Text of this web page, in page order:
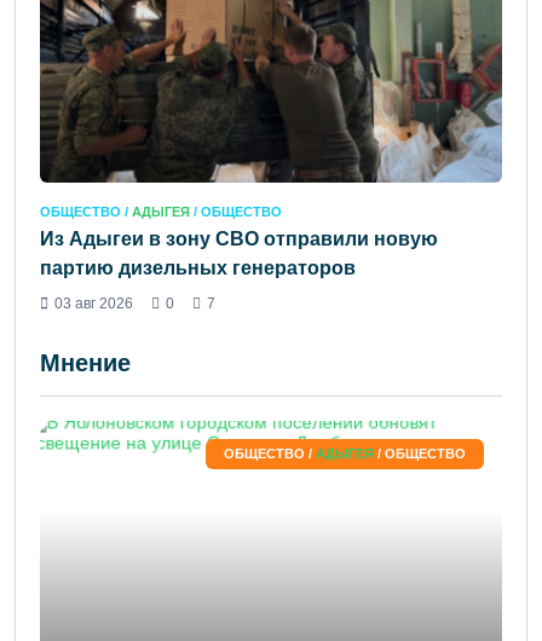
ОБЩЕСТВО / АДЫГЕЯ / ОБЩЕСТВО
Из Адыгеи в зону СВО отправили новую
партию дизельных генераторов
03 авг 2026 0 7
Мнение
ОБЩЕСТВО / АДЫГЕЯ / ОБЩЕСТВО